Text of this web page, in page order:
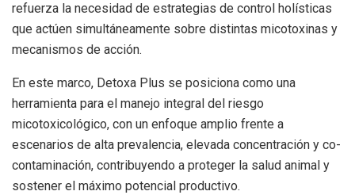
refuerza la necesidad de estrategias de control holísticas
que actúen simultáneamente sobre distintas micotoxinas y
mecanismos de acción.
En este marco, Detoxa Plus se posiciona como una
herramienta para el manejo integral del riesgo
micotoxicológico, con un enfoque amplio frente a
escenarios de alta prevalencia, elevada concentración y co-
contaminación, contribuyendo a proteger la salud animal y
sostener el máximo potencial productivo.